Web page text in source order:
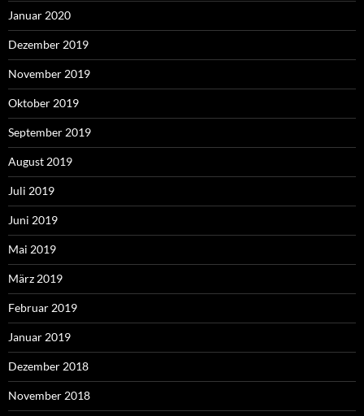
Januar 2020
Dezember 2019
November 2019
Oktober 2019
September 2019
August 2019
Juli 2019
Juni 2019
Mai 2019
März 2019
Februar 2019
Januar 2019
Dezember 2018
November 2018